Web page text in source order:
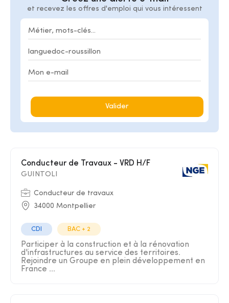
et recevez les offres d'emploi qui vous intéressent
Valider
Conducteur de Travaux - VRD H/F
GUINTOLI
Conducteur de travaux
34000 Montpellier
CDI BAC + 2
Participer à la construction et à la rénovation
d'infrastructures au service des territoires.
Rejoindre un Groupe en plein développement en
France ...